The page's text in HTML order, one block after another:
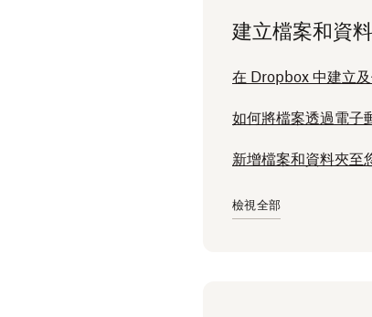
建立檔案和資
在 Dropbox 中建立
如何將檔案透過電子
新增檔案和資料夾至
檢視全部